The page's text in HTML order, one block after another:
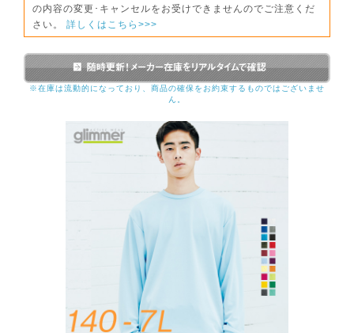
の内容の変更･キャンセルをお受けできませんのでご注意くだ
さい。詳しくはこちら>>>
※在庫は流動的になっており、商品の確保をお約束するものではございませ
ん。